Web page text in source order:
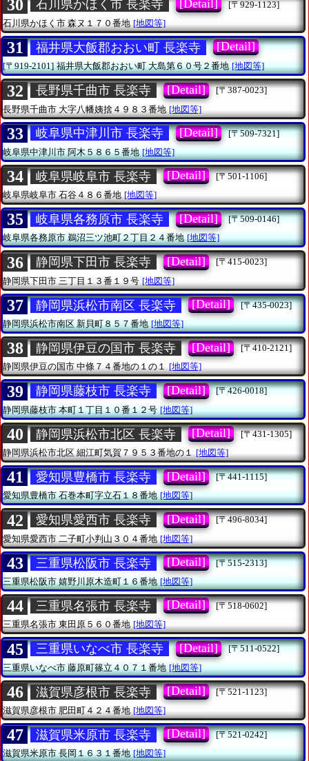
30 石川県かほく市 長楽寺 [Detail]
[〒929-1123]
石川県かほく市 森ヌ１７０番地 [地図等]
31 福井県大飯郡おおい町 長楽寺 [Detail]
[〒919-2101] 福井県大飯郡おおい町大島第６０号２番地 [地図等]
32 長野県千曲市 長楽寺 [Detail]
[〒387-0023]
長野県千曲市 大字八幡姨捨４９８３番地 [地図等]
33 岐阜県中津川市 長楽寺 [Detail]
[〒509-7321]
岐阜県中津川市阿木５８６５番地 [地図等]
34 岐阜県岐阜市 長楽寺 [Detail]
[〒501-1106]
岐阜県岐阜市石谷４８６番地 [地図等]
35 岐阜県各務原市 長楽寺 [Detail]
[〒509-0146]
岐阜県各務原市鵜沼三ツ池町２丁目２４番地 [地図等]
36 静岡県下田市 長楽寺 [Detail]
[〒415-0023]
静岡県下田市 三丁目１３番１９号 [地図等]
37 静岡県浜松市南区 長楽寺 [Detail]
[〒435-0023]
静岡県浜松市南区新貝町８５７番地 [地図等]
38 静岡県伊豆の国市 長楽寺 [Detail]
[〒410-2121]
静岡県伊豆の国市中條７４番地の１の１ [地図等]
39 静岡県藤枝市 長楽寺 [Detail]
[〒426-0018]
静岡県藤枝市本町１丁目１０番１２号 [地図等]
40 静岡県浜松市北区 長楽寺 [Detail]
[〒431-1305]
静岡県浜松市北区細江町気賀７９５３番地の１ [地図等]
41 愛知県豊橋市 長楽寺 [Detail]
[〒441-1115]
愛知県豊橋市石巻本町字立石１８番地 [地図等]
42 愛知県愛西市 長楽寺 [Detail]
[〒496-8034]
愛知県愛西市 二子町小判山３０４番地 [地図等]
43 三重県松阪市 長楽寺 [Detail]
[〒515-2313]
三重県松阪市嬉野川原木造町１６番地 [地図等]
44 三重県名張市 長楽寺 [Detail]
[〒518-0602]
三重県名張市東田原５６０番地 [地図等]
45 三重県いなべ市 長楽寺 [Detail]
[〒511-0522]
三重県いなべ市藤原町篠立４０７１番地 [地図等]
46 滋賀県彦根市 長楽寺 [Detail]
[〒521-1123]
滋賀県彦根市肥田町４２４番地 [地図等]
47 滋賀県米原市 長楽寺 [Detail]
[〒521-0242]
滋賀県米原市長岡１６３１番地 [地図等]